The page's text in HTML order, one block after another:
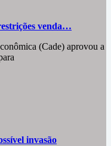
venda…
(Cade) aprovou a
invasão